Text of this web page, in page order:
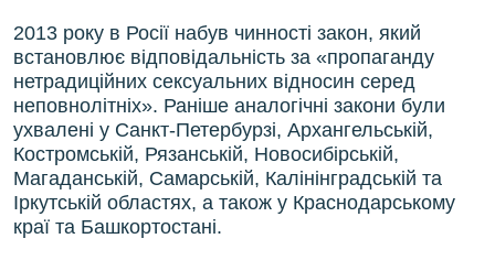
2013 року в Росії набув чинності закон, який
встановлює відповідальність за «пропаганду
нетрадиційних сексуальних відносин серед
неповнолітніх». Раніше аналогічні закони були
ухвалені у Санкт-Петербурзі, Архангельській,
Костромській, Рязанській, Новосибірській,
Магаданській, Самарській, Калінінградській та
Іркутській областях, а також у Краснодарському
краї та Башкортостані.